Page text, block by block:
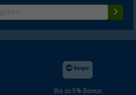
Bis zu 5% Bonus